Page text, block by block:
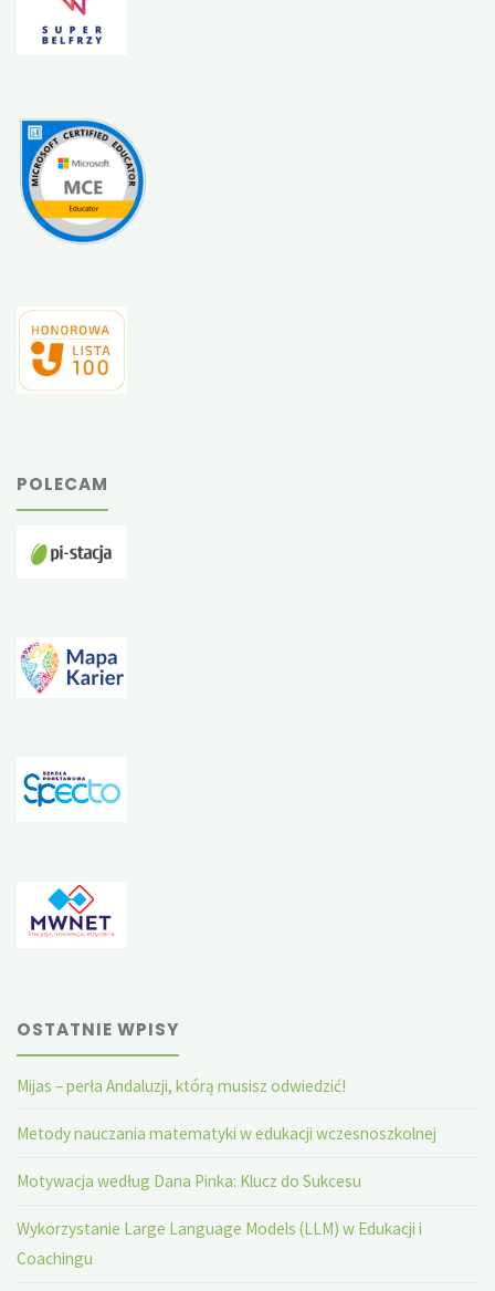
POLECAM
OSTATNIE WPISY
Mijas – perła Andaluzji, którą musisz odwiedzić!
Metody nauczania matematyki w edukacji wczesnoszkolnej
Motywacja według Dana Pinka: Klucz do Sukcesu
Wykorzystanie Large Language Models (LLM) w Edukacji i
Coachingu